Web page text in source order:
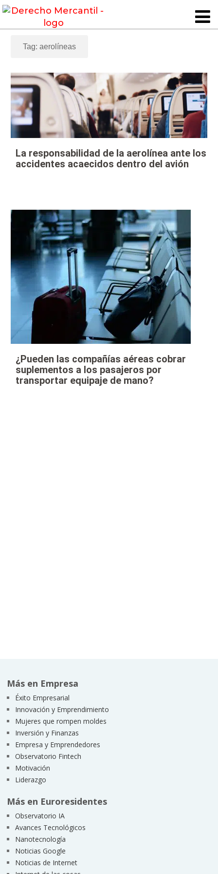
Tag: aerolíneas
La responsabilidad de la aerolínea ante los
accidentes acaecidos dentro del avión
¿Pueden las compañías aéreas cobrar
suplementos a los pasajeros por
transportar equipaje de mano?
Más en Empresa
Éxito Empresarial
Innovación y Emprendimiento
Mujeres que rompen moldes
Inversión y Finanzas
Empresa y Emprendedores
Observatorio Fintech
Motivación
Liderazgo
Más en Euroresidentes
Observatorio IA
Avances Tecnológicos
Nanotecnología
Noticias Google
Noticias de Internet